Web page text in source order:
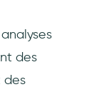
des
des